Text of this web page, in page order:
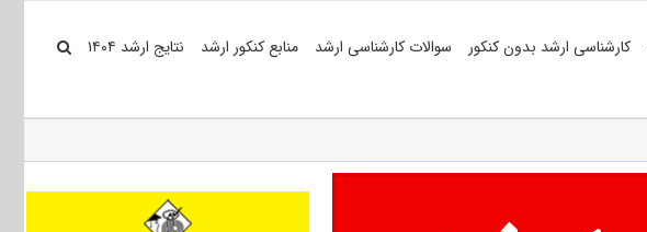
کارشناسی ارشد بدون کنکور سوالات کارشناسی ارشد منابع کنکور ارشد نتایج ارشد ۱۴۰۴